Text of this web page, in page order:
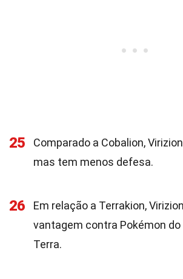
25
Comparado a Cobalion,
mas tem menos defesa.
26
Em relação a Terrakion,
vantagem contra Pokémon do
Terra.